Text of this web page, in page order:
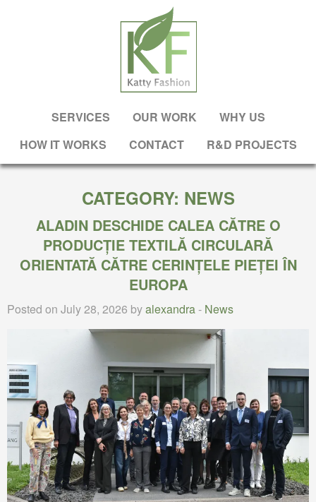
SERVICES OUR WORK
WHY US
HOW IT WORKS
CONTACT R&D PROJECTS
CATEGORY: NEWS
ALADIN DESCHIDE CALEA CĂTRE O
PRODUCȚIE TEXTILĂ CIRCULARĂ
ORIENTATĂ CĂTRE CERINȚELE PIEȚEI ÎN
EUROPA
Posted on July 28, 2026 byalexandra- News